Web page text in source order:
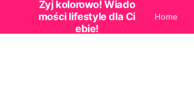
Żyj kolorowo! Wiado
mości lifestyle dla Ci
ebie!
Home